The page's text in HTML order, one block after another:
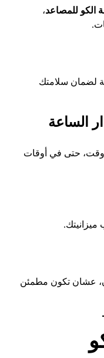
الكو للمصاعد،
لضمان سلامتك
حتى في أوقات
عشان تكون مطمئن